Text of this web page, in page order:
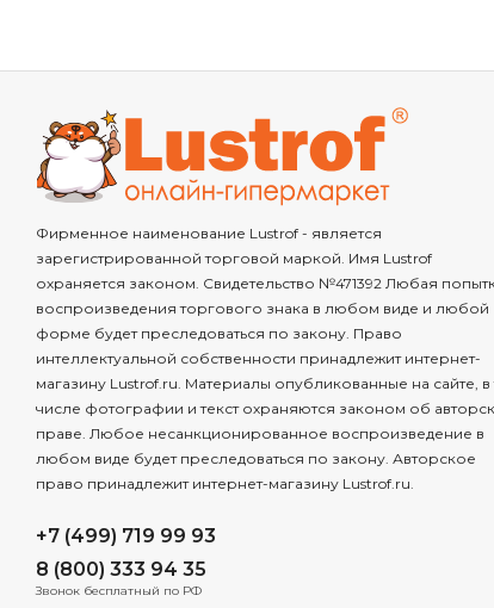
Фирменное наименование Lustrof - является
зарегистрированной торговой маркой. Имя Lustrof
охраняется законом. Свидетельство №471392 Любая
воспроизведения торгового знака в любом виде и любой
форме будет преследоваться по закону. Право
интеллектуальной собственности принадлежит интернет-
магазину Lustrof.ru. Материалы опубликованные на сайте, в
числе фотографии и текст охраняются законом об
праве. Любое несанкционированное воспроизведение в
любом виде будет преследоваться по закону. Авторское
право принадлежит интернет-магазину Lustrof.ru.
+7 (499) 719 99 93
8 (800) 333 94 35
Звонок бесплатный по РФ